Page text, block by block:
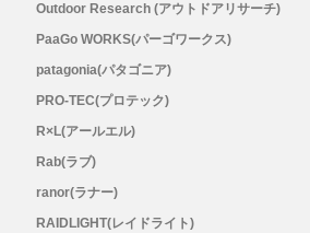
Outdoor Research (アウトドアリサーチ)
PaaGo WORKS(パーゴワークス)
patagonia(パタゴニア)
PRO-TEC(プロテック)
R×L(アールエル)
Rab(ラブ)
ranor(ラナー)
RAIDLIGHT(レイドライト)